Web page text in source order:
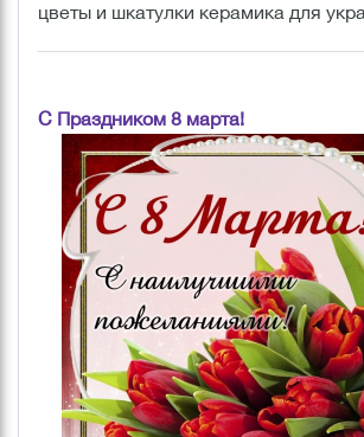
цветы и шкатулки керамика для
С Праздником 8 марта!